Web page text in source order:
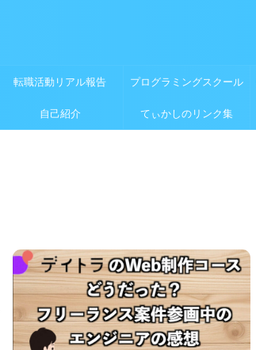
転職活動リアル報告 プログラミングスクール
自己紹介 てぃかしのリンク集